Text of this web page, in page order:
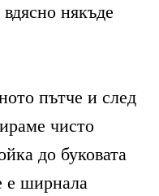
някъде
пътче и след
чисто
до буковата
е ширнала